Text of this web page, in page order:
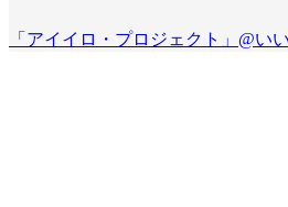
「アイイロ・プロジェクト」@い